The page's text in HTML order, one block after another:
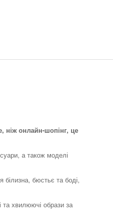
ніж онлайн-шопінг, це
а також моделі
білизна, бюстьє та боді,
та хвилюючі образи за